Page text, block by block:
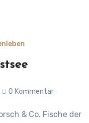
0 Kommentar